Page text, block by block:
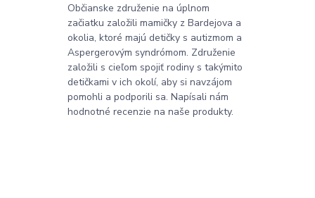
Občianske združenie na úplnom
začiatku založili mamičky z Bardejova a
okolia, ktoré majú detičky s autizmom a
Aspergerovým syndrómom. Združenie
založili s cieľom spojiť rodiny s takýmito
detičkami v ich okolí, aby si navzájom
pomohli a podporili sa. Napísali nám
hodnotné recenzie na naše produkty.